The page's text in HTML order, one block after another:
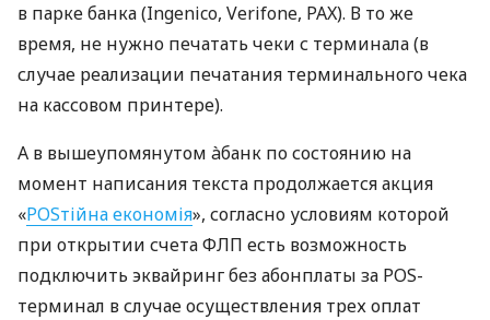
в парке банка (Ingenico, Verifone, PAX). В то же
время, не нужно печатать чеки с терминала (в
случае реализации печатания терминального чека
на кассовом принтере).
А в вышеупомянутом àбанк по состоянию на
момент написания текста продолжается акция
«POSтійна економія», согласно условиям которой
при открытии счета ФЛП есть возможность
подключить эквайринг без абонплаты за POS-
терминал в случае осуществления трех оплат